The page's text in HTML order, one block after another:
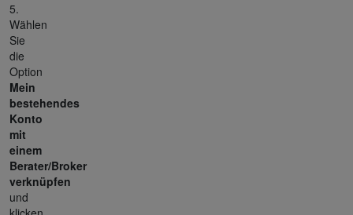
5.
Wählen
Sie
die
Option
Mein
bestehendes
Konto
mit
einem
Berater/Broker
verknüpfen
und